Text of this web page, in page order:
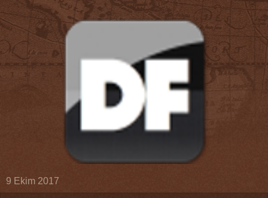
9 Ekim 2017